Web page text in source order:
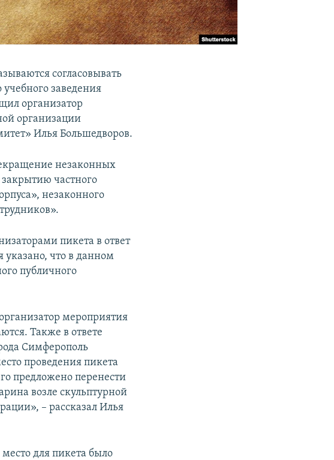
согласовывать
учебного заведения
организатор
организации
Илья Большедворов.
незаконных
частного
незаконного
пикета в ответ
указано, что в данном
публичного
мероприятия
Также в ответе
Симферополь
проведения пикета
предложено перенести
возле скульптурной
– рассказал Илья
для пикета было